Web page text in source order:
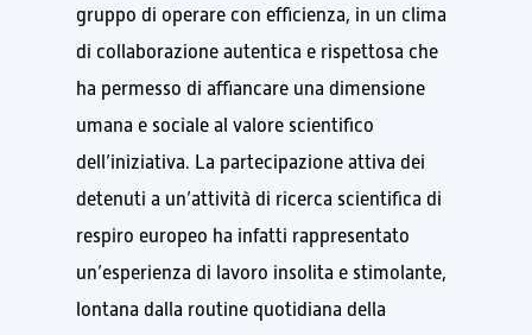
gruppo di operare con efficienza, in un clima
di collaborazione autentica e rispettosa che
ha permesso di affiancare una dimensione
umana e sociale al valore scientifico
dell’iniziativa. La partecipazione attiva dei
detenuti a un’attività di ricerca scientifica di
respiro europeo ha infatti rappresentato
un’esperienza di lavoro insolita e stimolante,
lontana dalla routine quotidiana della